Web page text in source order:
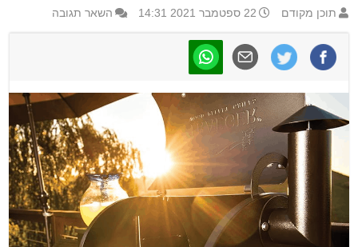
תוכן מקודם 22 ספטמבר 2021 14:31 השאר תגובה